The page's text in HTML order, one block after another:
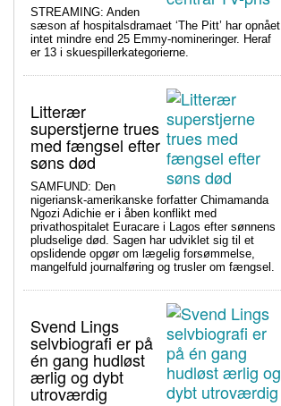
STREAMING: Anden
sæson af hospitalsdramaet ‘The Pitt’ har opnået
intet mindre end 25 Emmy-nomineringer. Heraf
er 13 i skuespillerkategorierne.
Litterær
superstjerne trues
med fængsel efter
søns død
SAMFUND: Den
nigeriansk-amerikanske forfatter Chimamanda
Ngozi Adichie er i åben konflikt med
privathospitalet Euracare i Lagos efter sønnens
pludselige død. Sagen har udviklet sig til et
opslidende opgør om lægelig forsømmelse,
mangelfuld journalføring og trusler om fængsel.
Svend Lings
selvbiografi er på
én gang hudløst
ærlig og dybt
utroværdig